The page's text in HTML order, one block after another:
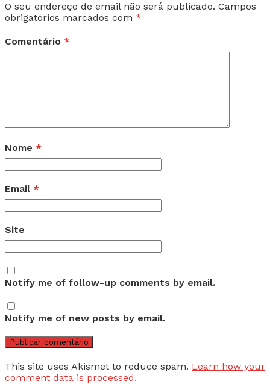
O seu endereço de email não será publicado. Campos
obrigatórios marcados com *
Comentário *
Nome *
Email *
Site
Notify me of follow-up comments by email.
Notify me of new posts by email.
This site uses Akismet to reduce spam. Learn how your
comment data is processed.